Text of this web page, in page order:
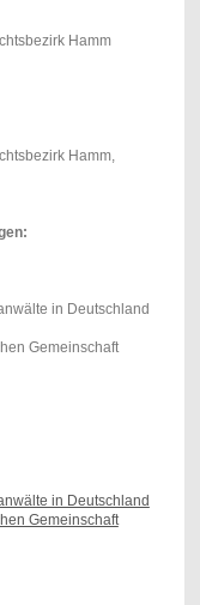
Hamm
Hamm,
in Deutschland
Gemeinschaft
in Deutschland
Gemeinschaft